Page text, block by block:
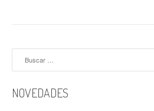
NOVEDADES